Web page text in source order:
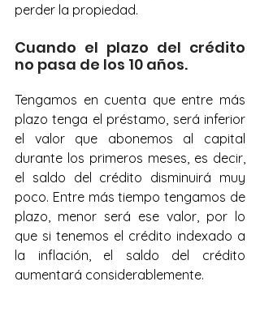
perder la propiedad.
Cuando el plazo del crédito
no pasa de los 10 años.
Tengamos en cuenta que entre más
plazo tenga el préstamo, será inferior
el valor que abonemos al capital
durante los primeros meses, es decir,
el saldo del crédito disminuirá muy
poco. Entre más tiempo tengamos de
plazo, menor será ese valor, por lo
que si tenemos el crédito indexado a
la inflación, el saldo del crédito
aumentará considerablemente.